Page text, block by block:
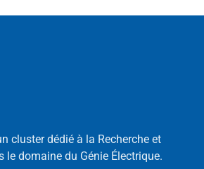
cluster dédié à la Recherche et
le domaine du Génie Électrique.